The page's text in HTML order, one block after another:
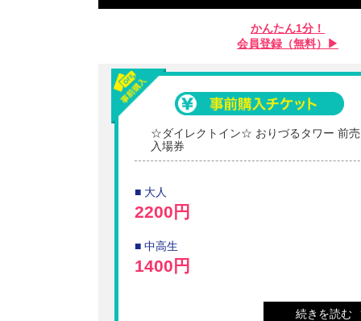
かんたん1分！
会員登録（無料）▶︎
☆ダイレクトイン☆ おりづるタワー 前売
入場券
■ 大人
2200円
■ 中高生
1400円
続きを読む